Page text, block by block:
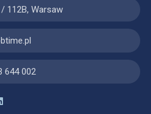
/ 112B, Warsaw
644 002